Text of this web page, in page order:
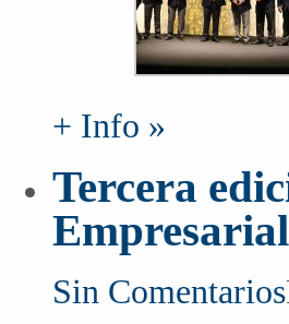
+ Info »
Tercera
Sin Comentarios